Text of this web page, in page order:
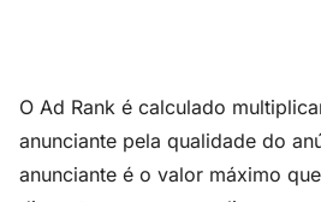
O Ad Rank é calculado
anunciante pela qualidade do
anunciante é o valor máximo